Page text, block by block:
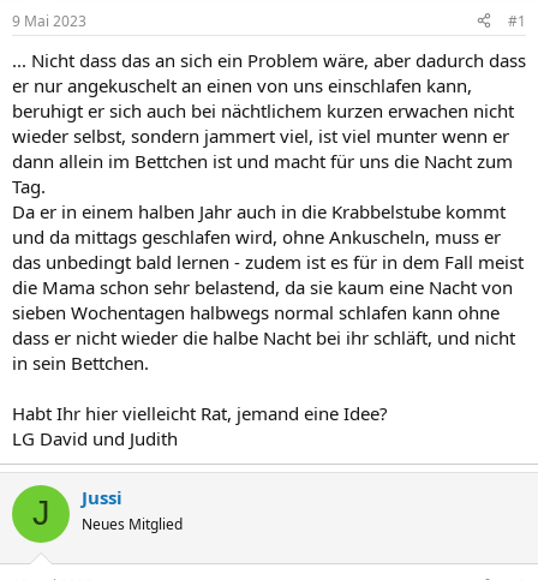
l
e
r
t
a
m
9 Mai 2023 #1
... Nicht dass das an sich ein Problem wäre, aber dadurch dass
er nur angekuschelt an einen von uns einschlafen kann,
beruhigt er sich auch bei nächtlichem kurzen erwachen nicht
wieder selbst, sondern jammert viel, ist viel munter wenn er
dann allein im Bettchen ist und macht für uns die Nacht zum
Tag.
Da er in einem halben Jahr auch in die Krabbelstube kommt
und da mittags geschlafen wird, ohne Ankuscheln, muss er
das unbedingt bald lernen - zudem ist es für in dem Fall meist
die Mama schon sehr belastend, da sie kaum eine Nacht von
sieben Wochentagen halbwegs normal schlafen kann ohne
dass er nicht wieder die halbe Nacht bei ihr schläft, und nicht
in sein Bettchen.
Habt Ihr hier vielleicht Rat, jemand eine Idee?
LG David und Judith
J Jussi
Neues Mitglied